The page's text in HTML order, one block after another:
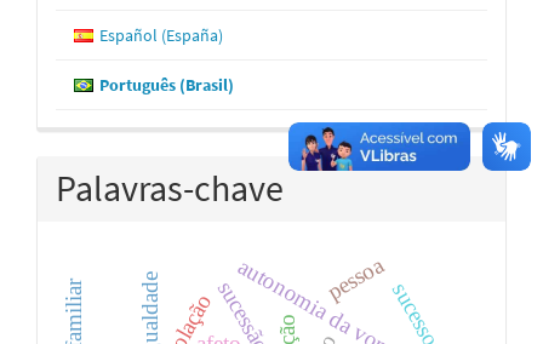
Español (España)
Português (Brasil)
Palavras-chave
autonomia da vontade
igualdadecolação
pessoa
sucessão